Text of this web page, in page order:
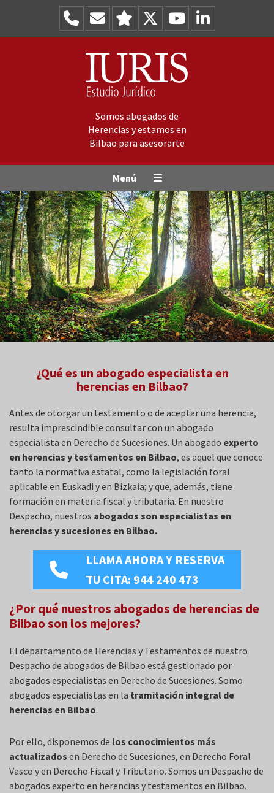
Somos abogados de
Herencias y estamos en
Bilbao para asesorarte
Menú
Abogados herencias Bilbao
Herederos y legítimas
Testamentos
Impuestos herencias
Juicios división herencias
Especialistas en herencias
Novedades herencias 2024
¿Qué es un abogado especialista en
herencias en Bilbao?
Antes de otorgar un testamento o de aceptar una herencia,
resulta imprescindible consultar con un abogado
especialista en Derecho de Sucesiones. Un abogado experto
en herencias y testamentos en Bilbao, es aquel que conoce
tanto la normativa estatal, como la legislación foral
aplicable en Euskadi y en Bizkaia; y que, además, tiene
formación en materia fiscal y tributaria. En nuestro
Despacho, nuestros abogados son especialistas en
herencias y sucesiones en Bilbao.
LLAMA AHORA Y RESERVA
TU CITA: 944 240 473
¿Por qué nuestros abogados de herencias de
Bilbao son los mejores?
El departamento de Herencias y Testamentos de nuestro
Despacho de abogados de Bilbao está gestionado por
abogados especialistas en Derecho de Sucesiones. Somo
abogados especialistas en la tramitación integral de
herencias en Bilbao.
Por ello, disponemos de los conocimientos más
actualizados en Derecho de Sucesiones, en Derecho Foral
Vasco y en Derecho Fiscal y Tributario. Somos un Despacho de
abogados experto en herencias y testamentos en Bilbao.